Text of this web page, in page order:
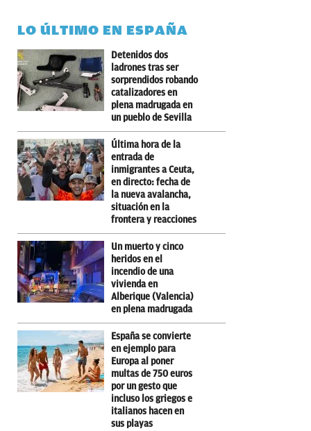
LO ÚLTIMO EN ESPAÑA
Detenidos dos
ladrones tras ser
sorprendidos robando
catalizadores en
plena madrugada en
un pueblo de Sevilla
Última hora de la
entrada de
inmigrantes a Ceuta,
en directo: fecha de
la nueva avalancha,
situación en la
frontera y reacciones
Un muerto y cinco
heridos en el
incendio de una
vivienda en
Alberique (Valencia)
en plena madrugada
España se convierte
en ejemplo para
Europa al poner
multas de 750 euros
por un gesto que
incluso los griegos e
italianos hacen en
sus playas